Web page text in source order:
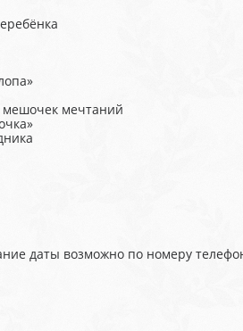
мечтаний
даты возможно по номеру